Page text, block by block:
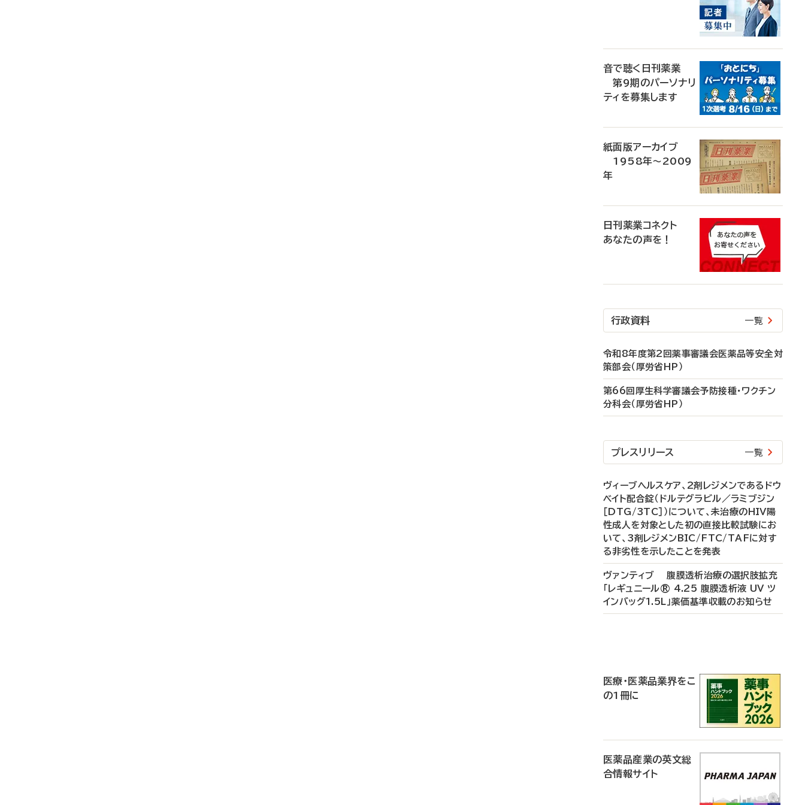
音で聴く日刊薬業
第9期のパーソナリ
ティを募集します
紙面版アーカイブ
1958年～2009
年
日刊薬業コネクト
あなたの声を！
行政資料 一覧
令和8年度第2回薬事審議会医薬品等安全対
策部会（厚労省HP）
第66回厚生科学審議会予防接種・ワクチン
分科会（厚労省HP）
プレスリリース 一覧
ヴィーブヘルスケア、2剤レジメンであるドウ
ベイト配合錠（ドルテグラビル／ラミブジン
［DTG/3TC］）について、未治療のHIV陽
性成人を対象とした初の直接比較試験にお
いて、3剤レジメンBIC/FTC/TAFに対す
る非劣性を示したことを発表
ヴァンティブ 腹膜透析治療の選択肢拡充
「レギュニール® 4.25 腹膜透析液 UV ツ
インバッグ1.5L」薬価基準収載のお知らせ
医療・医薬品業界をこ
の1冊に
医薬品産業の英文総
合情報サイト